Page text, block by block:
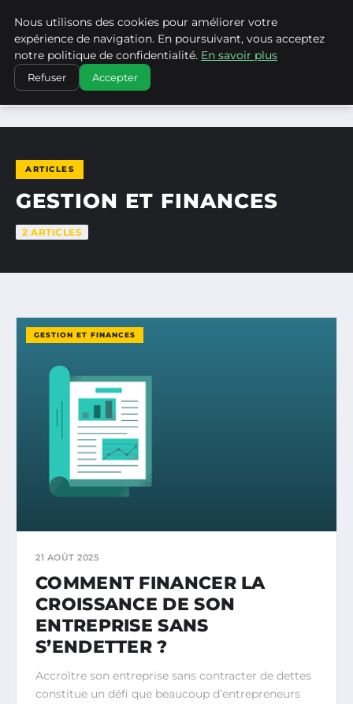
LA VANGUARDIA DEL SUR
ACCUEIL GESTION ET FINANCES
ARTICLES
GESTION ET FINANCES
2 ARTICLES
GESTION ET FINANCES
21 AOÛT 2025
COMMENT FINANCER LA
CROISSANCE DE SON
ENTREPRISE SANS
S’ENDETTER ?
Accroître son entreprise sans contracter de dettes
constitue un défi que beaucoup d’entrepreneurs
Nous utilisons des cookies pour améliorer votre
expérience de navigation. En poursuivant, vous acceptez
notre politique de confidentialité. En savoir plus
Refuser Accepter